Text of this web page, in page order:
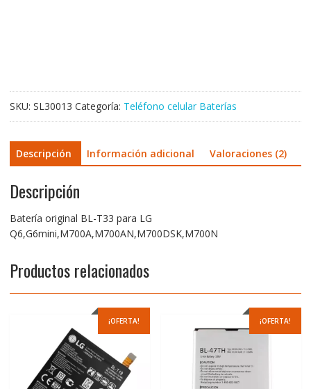
SKU: SL30013 Categoría: Teléfono celular Baterías
Descripción Información adicional Valoraciones (2)
Descripción
Batería original BL-T33 para LG
Q6,G6mini,M700A,M700AN,M700DSK,M700N
Productos relacionados
¡OFERTA! ¡OFERTA!